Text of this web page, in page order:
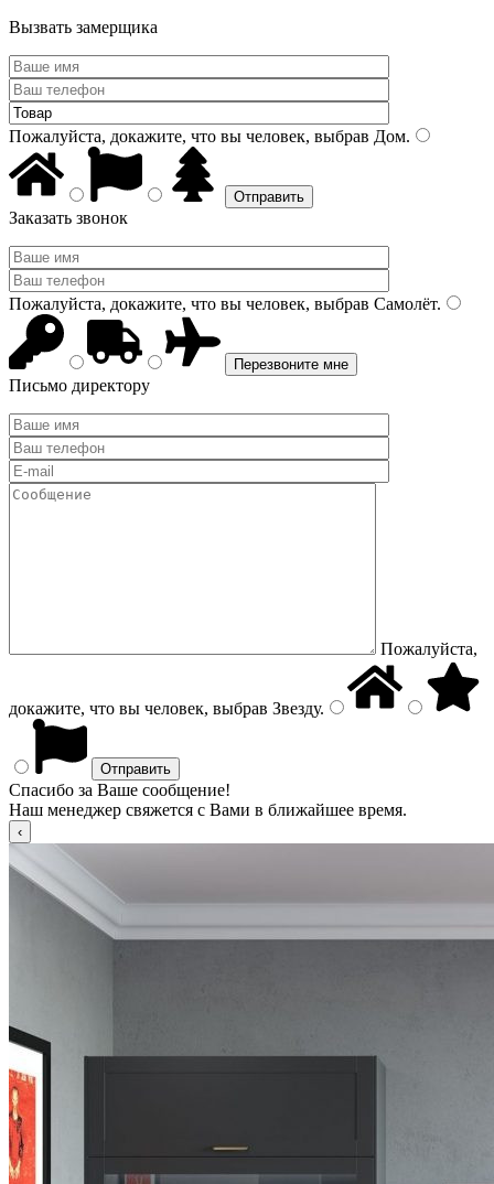
Вызвать замерщика
Пожалуйста, докажите, что вы человек, выбрав Дом.
Заказать звонок
Пожалуйста, докажите, что вы человек, выбрав Самолёт.
Письмо директору
Пожалуйста,
докажите, что вы человек, выбрав Звезду.
Спасибо за Ваше сообщение!
Наш менеджер свяжется с Вами в ближайшее время.